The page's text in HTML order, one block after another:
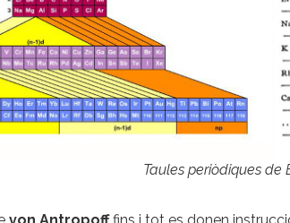
Taules periòdiques de
von Antropofffins i tot es donen